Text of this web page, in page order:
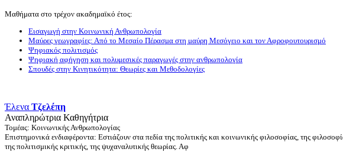
Μαθήματα στο τρέχον ακαδημαϊκό έτος:
Εισαγωγή στην Κοινωνική Ανθρωπολογία
Μαύρες γεωγραφίες: Από το Μεσαίο Πέρασμα στη μαύρη Μεσόγειο και τον Αφροφουτουρισμό
Ψηφιακός πολιτισμός
Ψηφιακή αφήγηση και πολυμεσικές παραγωγές στην ανθρωπολογία
Σπουδές στην Κινητικότητα: Θεωρίες και Μεθοδολογίες
Έλενα Τζελέπη
Αναπληρώτρια Καθηγήτρια
Τομέας: Κοινωνικής Ανθρωπολογίας
Επιστημονικά ενδιαφέροντα: Εστιάζουν στα πεδία της πολιτικής και κοινωνικής φιλοσοφίας, της
της πολιτισμικής κριτικής, της ψυχαναλυτικής θεωρίας. Αφ